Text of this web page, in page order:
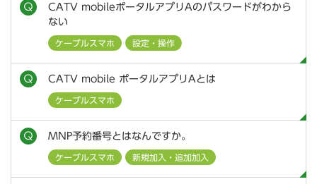
CATV mobileポータルアプリAのパスワードがわから
ない
ケーブルスマホ 設定・操作
CATV mobile ポータルアプリAとは
ケーブルスマホ
MNP予約番号とはなんですか。
ケーブルスマホ 新規加入・追加加入